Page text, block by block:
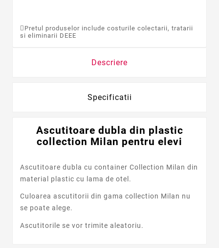
Pretul produselor include costurile colectarii, tratarii
si eliminarii DEEE
Descriere
Specificatii
Ascutitoare dubla din plastic
collection Milan pentru elevi
Ascutitoare dubla cu container Collection Milan din
material plastic cu lama de otel.
Culoarea ascutitorii din gama collection Milan nu
se poate alege.
Ascutitorile se vor trimite aleatoriu.